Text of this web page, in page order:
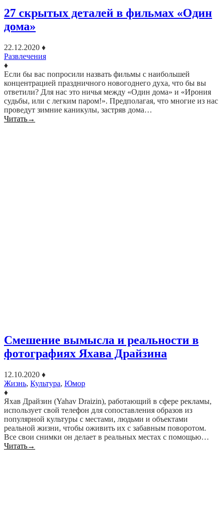
27 скрытых деталей в фильмах «Один
дома»
22.12.2020 ♦
Развлечения
♦
Если бы вас попросили назвать фильмы с наибольшей
концентрацией праздничного новогоднего духа, что бы вы
ответили? Для нас это ничья между «Один дома» и «Ирония
судьбы, или с легким паром!». Предполагая, что многие из нас
проведут зимние каникулы, застряв дома…
Читать→
Смешение вымысла и реальности в
фотографиях Яхава Драйзина
12.10.2020 ♦
Жизнь, Культура, Юмор
♦
Яхав Драйзин (Yahav Draizin), работающий в сфере рекламы,
использует свой телефон для сопоставления образов из
популярной культуры с местами, людьми и объектами
реальной жизни, чтобы оживить их с забавным поворотом.
Все свои снимки он делает в реальных местах с помощью…
Читать→